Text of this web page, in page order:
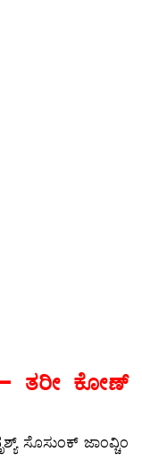
– ತರೀ ಕೋಣ್
ಸೊಸುಂಕ್ ಜಾಂವ್ಚಿಂ